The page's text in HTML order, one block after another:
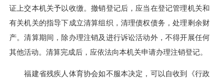
证上交本机关予以收缴。撤销登记后，应当在登记管理机关和
有关机关的指导下成立清算组织，清理债权债务，处理剩余财
产。清算期间，除办理注销及进行诉讼活动外，不得开展任何
其他活动。清算完成后，应依法向本机关申请办理注销登记。
福建省残疾人体育协会如不服本决定，可以自收到《行政